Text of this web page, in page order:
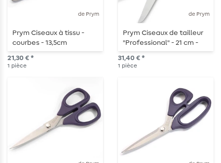
de Prym
Prym Ciseaux à tissu -
courbes - 13,5cm
21,30 € *
1 pièce
de Prym
Prym Ciseaux de tailleur
"Professional" - 21 cm -
Gaucher
31,40 € *
1 pièce